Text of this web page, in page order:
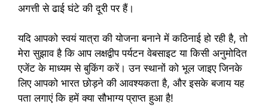
अगत्ती से ढाई घंटे की दूरी पर हैं।
यदि आपको स्वयं यात्रा की योजना बनाने में कठिनाई हो रही है, तो
मेरा सुझाव है कि आप लक्षद्वीप पर्यटन वेबसाइट या किसी अनुमोदित
एजेंट के माध्यम से बुकिंग करें। उन स्थानों को भूल जाइए जिनके
लिए आपको भारत छोड़ने की आवश्यकता है, और इसके बजाय यह
पता लगाएं कि हमें क्या सौभाग्य प्राप्त हुआ है!